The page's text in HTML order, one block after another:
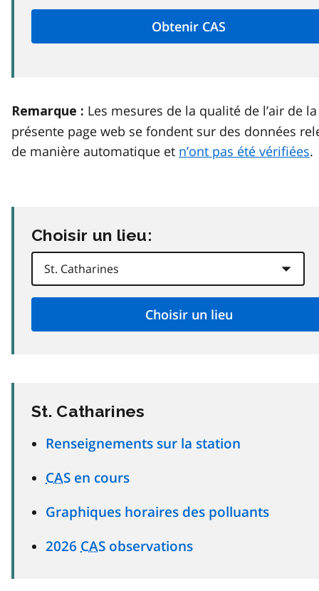
Remarque : Les mesures de la qualité de l’air de la
présente page web se fondent sur des données
de manière automatique et n’ont pas été vérifiées.
Choisir un lieu:
St. Catharines
Renseignements sur la station
CAS en cours
Graphiques horaires des polluants
2026 CAS observations